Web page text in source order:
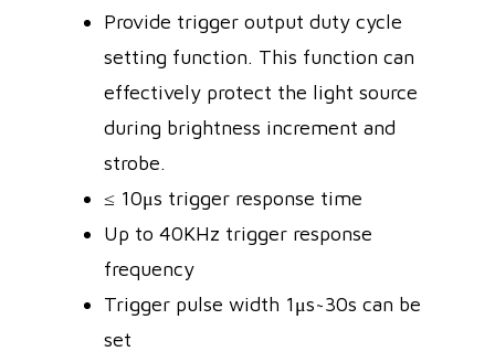
Provide trigger output duty cycle
setting function. This function can
effectively protect the light source
during brightness increment and
strobe.
≤ 10μs trigger response time
Up to 40KHz trigger response
frequency
Trigger pulse width 1μs~30s can be
set